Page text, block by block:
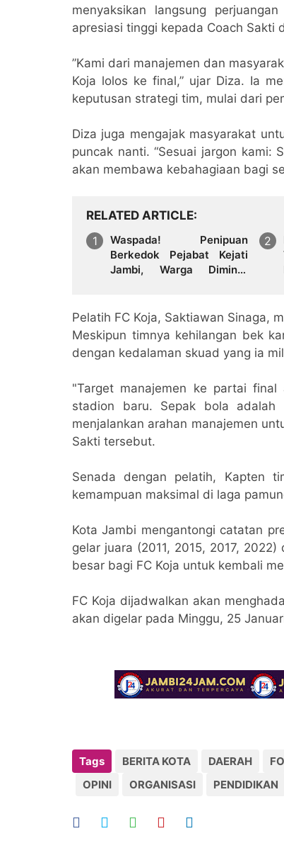
menyaksikan langsung
apresiasi tinggi kepada Coach Sakti
​”Kami dari manajemen dan
Koja lolos ke final,” ujar Diza. Ia
keputusan strategi tim, mulai dari
Diza juga mengajak masyarakat
puncak nanti. “Sesuai jargon kami:
akan membawa kebahagiaan bagi
RELATED ARTICLE
Waspada! Penipuan
Berkedok Pejabat Kejati
Jambi, Warga Diminta
Pelatih FC Koja, Saktiawan Sinaga,
Meskipun timnya kehilangan bek
dengan kedalaman skuad yang ia
"Target manajemen ke partai
stadion baru. Sepak bola adalah
menjalankan arahan manajemen
Sakti tersebut.
​Senada dengan pelatih, Kapten
kemampuan maksimal di laga
Kota Jambi mengantongi catatan
gelar juara (2011, 2015, 2017,
besar bagi FC Koja untuk kembali
​FC Koja dijadwalkan akan
akan digelar pada Minggu, 25
Tags BERITA KOTA DAERAH
OPINI
ORGANISASI PENDIDIKAN